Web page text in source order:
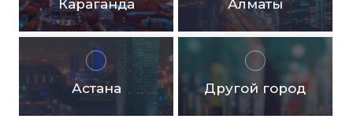
Караганда Алматы
Астана Другой город